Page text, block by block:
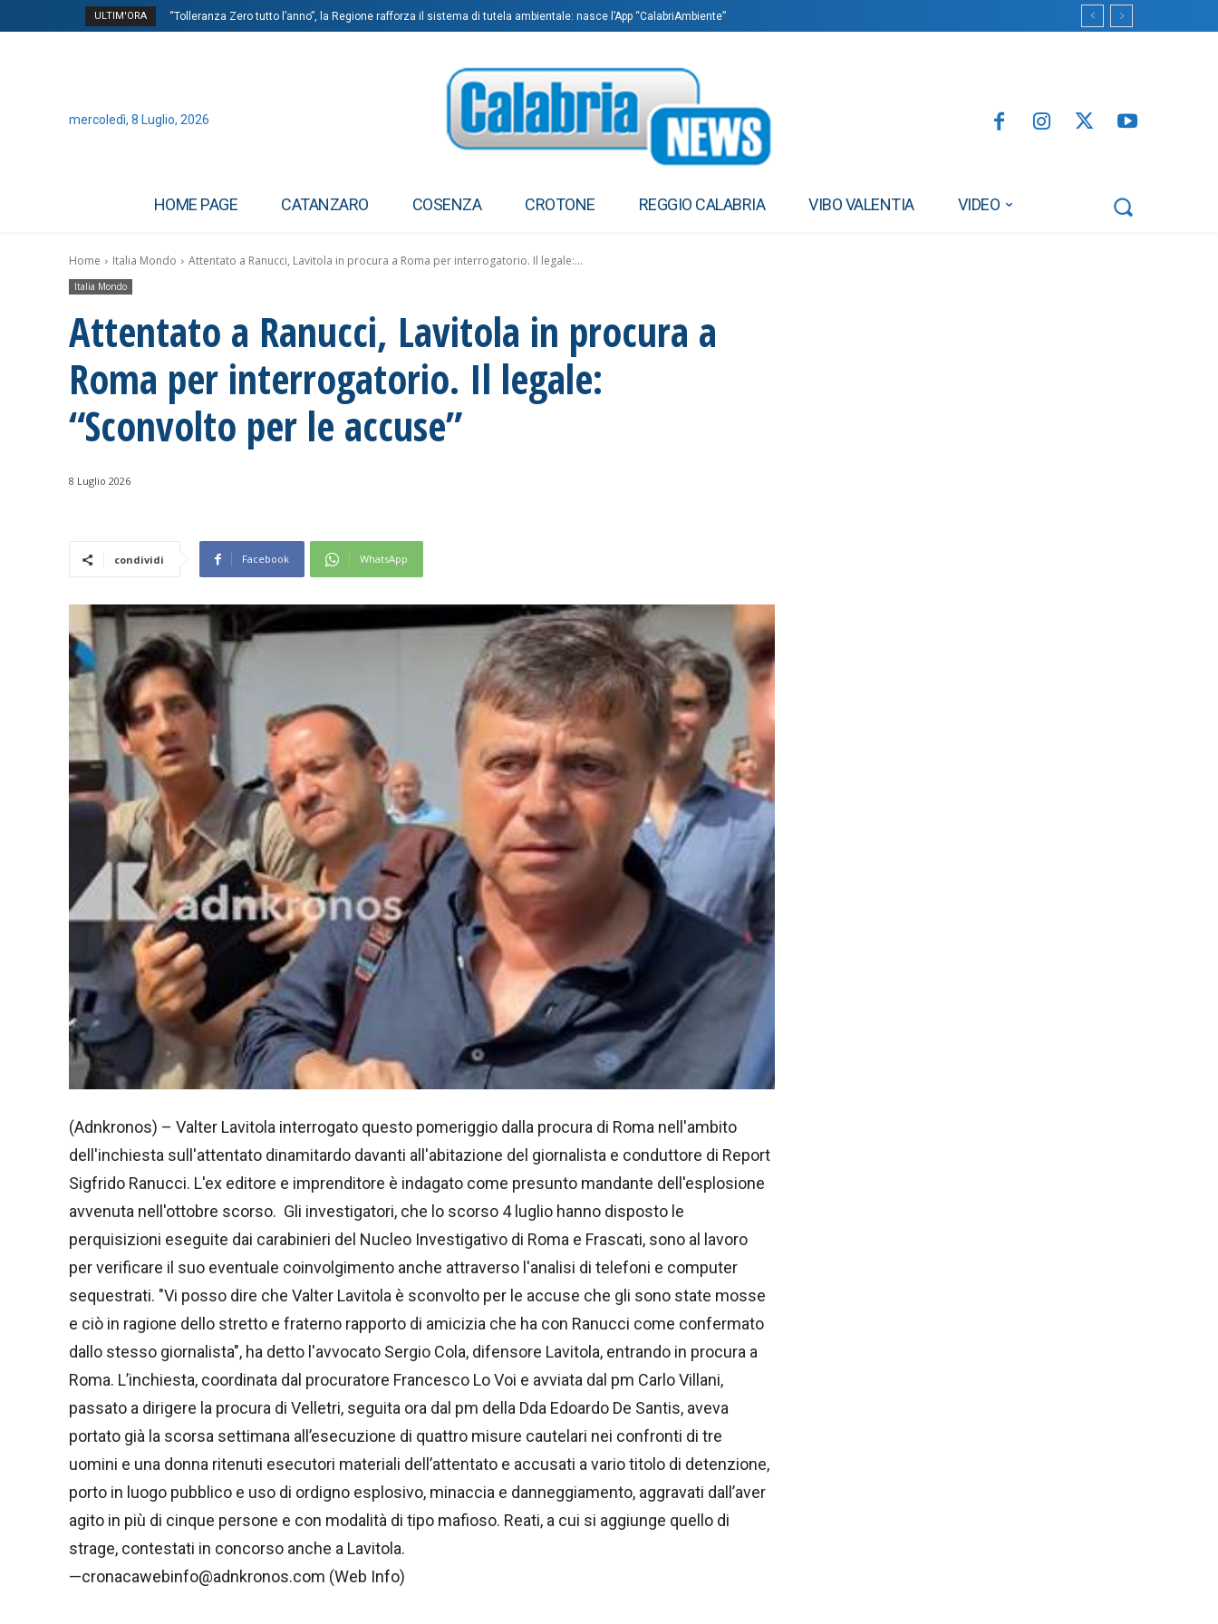
ULTIM'ORA “Tolleranza Zero tutto l’anno”, la Regione rafforza il sistema di tutela ambientale: nasce l’App “CalabriAmbiente”
mercoledì, 8 Luglio, 2026
HOME PAGE CATANZARO COSENZA CROTONE REGGIO CALABRIA VIBO VALENTIA VIDEO
Home Italia Mondo Attentato a Ranucci, Lavitola in procura a Roma per interrogatorio. Il legale:...
Italia Mondo
Attentato a Ranucci, Lavitola in procura a
Roma per interrogatorio. Il legale:
“Sconvolto per le accuse”
8 Luglio 2026
condividi Facebook WhatsApp
(Adnkronos) – Valter Lavitola interrogato questo pomeriggio dalla procura di Roma nell'ambito
dell'inchiesta sull'attentato dinamitardo davanti all'abitazione del giornalista e conduttore di Report
Sigfrido Ranucci. L'ex editore e imprenditore è indagato come presunto mandante dell'esplosione
avvenuta nell'ottobre scorso. Gli investigatori, che lo scorso 4 luglio hanno disposto le
perquisizioni eseguite dai carabinieri del Nucleo Investigativo di Roma e Frascati, sono al lavoro
per verificare il suo eventuale coinvolgimento anche attraverso l'analisi di telefoni e computer
sequestrati. "Vi posso dire che Valter Lavitola è sconvolto per le accuse che gli sono state mosse
e ciò in ragione dello stretto e fraterno rapporto di amicizia che ha con Ranucci come confermato
dallo stesso giornalista", ha detto l'avvocato Sergio Cola, difensore Lavitola, entrando in procura a
Roma. L’inchiesta, coordinata dal procuratore Francesco Lo Voi e avviata dal pm Carlo Villani,
passato a dirigere la procura di Velletri, seguita ora dal pm della Dda Edoardo De Santis, aveva
portato già la scorsa settimana all’esecuzione di quattro misure cautelari nei confronti di tre
uomini e una donna ritenuti esecutori materiali dell’attentato e accusati a vario titolo di detenzione,
porto in luogo pubblico e uso di ordigno esplosivo, minaccia e danneggiamento, aggravati dall’aver
agito in più di cinque persone e con modalità di tipo mafioso. Reati, a cui si aggiunge quello di
strage, contestati in concorso anche a Lavitola.
—cronacawebinfo@adnkronos.com (Web Info)